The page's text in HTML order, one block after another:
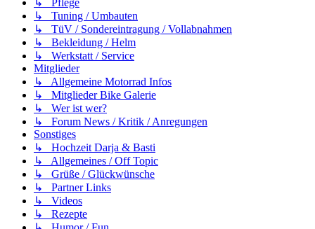
↳ Tuning / Umbauten
↳ TüV / Sondereintragung / Vollabnahmen
↳ Bekleidung / Helm
↳ Werkstatt / Service
Mitglieder
↳ Allgemeine Motorrad Infos
↳ Mitglieder Bike Galerie
↳ Wer ist wer?
↳ Forum News / Kritik / Anregungen
Sonstiges
↳ Hochzeit Darja & Basti
↳ Allgemeines / Off Topic
↳ Grüße / Glückwünsche
↳ Partner Links
↳ Videos
↳ Rezepte